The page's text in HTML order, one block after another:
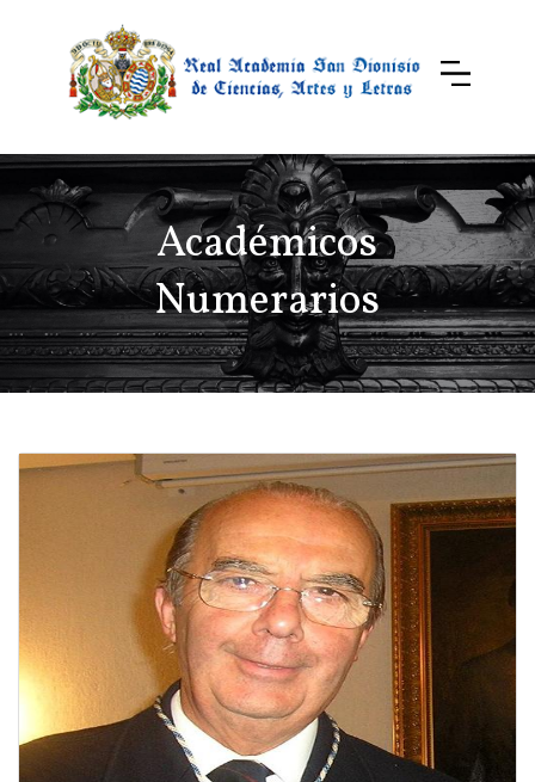
Académicos
Numerarios